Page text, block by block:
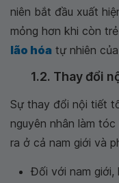
niên bắt đầu xuất
mỏng hơn khi còn
lão hóa tự nhiên
1.2. Thay đổi
Sự thay đổi nội tiết
nguyên nhân làm tóc
ra ở cả nam giới và
Đối với nam giới,